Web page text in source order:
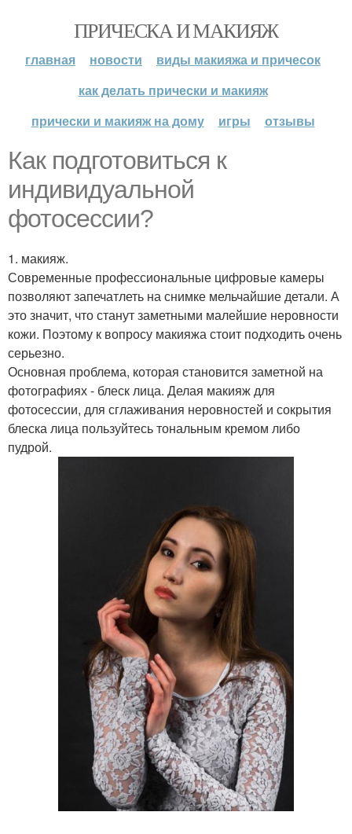
ПРИЧЕСКА И МАКИЯЖ
главная новости
виды макияжа и причесок
как делать прически и макияж
прически и макияж на дому
игры отзывы
Как подготовиться к
индивидуальной
фотосессии?
1. макияж.
Современные профессиональные цифровые камеры
позволяют запечатлеть на снимке мельчайшие детали. А
это значит, что станут заметными малейшие неровности
кожи. Поэтому к вопросу макияжа стоит подходить очень
серьезно.
Основная проблема, которая становится заметной на
фотографиях - блеск лица. Делая макияж для
фотосессии, для сглаживания неровностей и сокрытия
блеска лица пользуйтесь тональным кремом либо
пудрой.